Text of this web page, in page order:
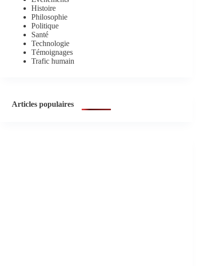
Histoire
Philosophie
Politique
Santé
Technologie
Témoignages
Trafic humain
Articles populaires